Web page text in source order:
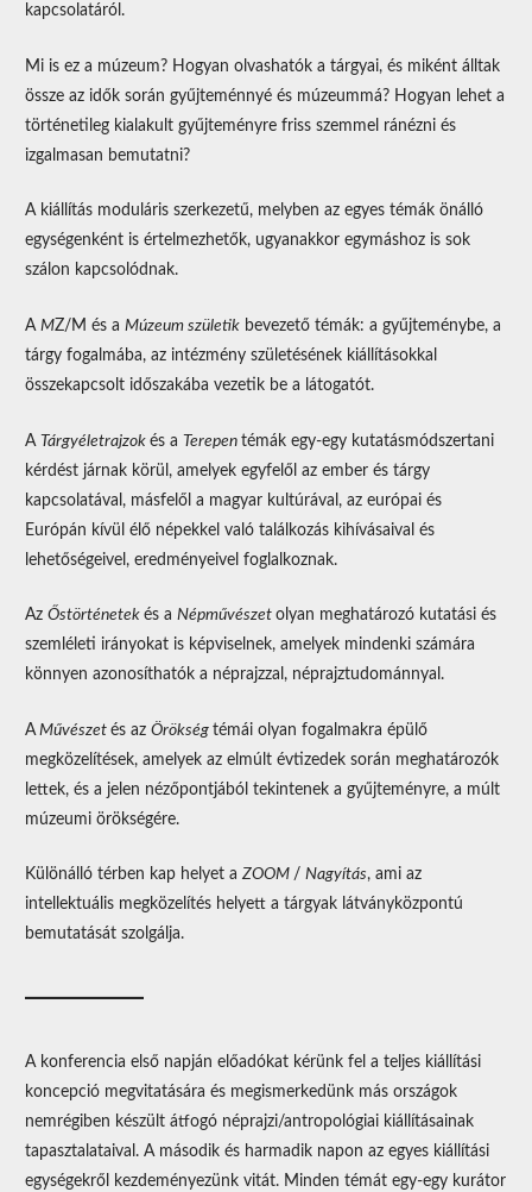
kapcsolatáról.
Mi is ez a múzeum? Hogyan olvashatók a tárgyai, és miként álltak
össze az idők során gyűjteménnyé és múzeummá? Hogyan lehet a
történetileg kialakult gyűjteményre friss szemmel ránézni és
izgalmasan bemutatni?
A kiállítás moduláris szerkezetű, melyben az egyes témák önálló
egységenként is értelmezhetők, ugyanakkor egymáshoz is sok
szálon kapcsolódnak.
A MZ/M és a Múzeum születikbevezető témák: a gyűjteménybe, a
tárgy fogalmába, az intézmény születésének kiállításokkal
összekapcsolt időszakába vezetik be a látogatót.
A Tárgyéletrajzok és a Terepen témák egy-egy kutatásmódszertani
kérdést járnak körül, amelyek egyfelől az ember és tárgy
kapcsolatával, másfelől a magyar kultúrával, az európai és
Európán kívül élő népekkel való találkozás kihívásaival és
lehetőségeivel, eredményeivel foglalkoznak.
Az Őstörténetek és a Népművészet olyan meghatározó kutatási és
szemléleti irányokat is képviselnek, amelyek mindenki számára
könnyen azonosíthatók a néprajzzal, néprajztudománnyal.
AMűvészet és az Örökség témái olyan fogalmakra épülő
megközelítések, amelyek az elmúlt évtizedek során meghatározók
lettek, és a jelen nézőpontjából tekintenek a gyűjteményre, a múlt
múzeumi örökségére.
Különálló térben kap helyet a ZOOM / Nagyítás, ami az
intellektuális megközelítés helyett a tárgyak látványközpontú
bemutatását szolgálja.
A konferencia első napján előadókat kérünk fel a teljes kiállítási
koncepció megvitatására és megismerkedünk más országok
nemrégiben készült átfogó néprajzi/antropológiai kiállításainak
tapasztalataival. A második és harmadik napon az egyes kiállítási
egységekről kezdeményezünk vitát. Minden témát egy-egy kurátor